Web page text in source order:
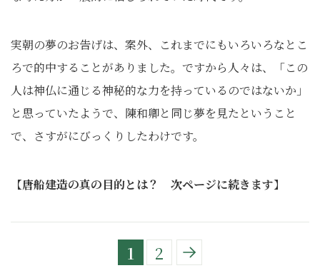
実朝の夢のお告げは、案外、これまでにもいろいろなとこ
ろで的中することがありました。ですから人々は、「この
人は神仏に通じる神秘的な力を持っているのではないか」
と思っていたようで、陳和卿と同じ夢を見たということ
で、さすがにびっくりしたわけです。
【唐船建造の真の目的とは？ 次ページに続きます】
1 2